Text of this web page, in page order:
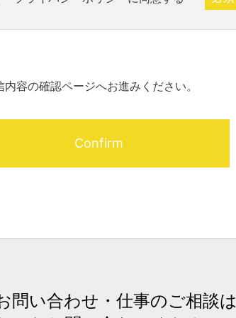
容の確認ページへお進みください。
問い合わせ・仕事のご相談は